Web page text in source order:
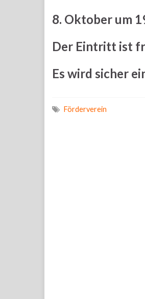
8. Oktober um
Der Eintritt ist
Es wird sicher
Förderverein